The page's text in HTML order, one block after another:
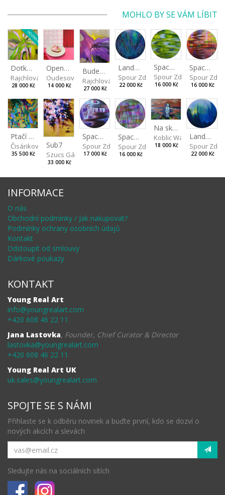
MOHLO BY SE VÁM LÍBIT
NOVINKA
Dotkneš-li se na správném místě
Rajchlová Alžběta
28 000 Kč
Open-faced sandwich
Oudesová Barbora
14 000 Kč
Budeš-li se dívat dosti pozorně
Rajchlová Alžběta
27 000 Kč
Landscape III
Spour Zdeněk
22 000 Kč
Spaces I
Spour Zdeněk
16 000 Kč
Spaces II
Spour
16 000 Kč
Ptačí perspektiva
Čisáriková Táňa
35 500 Kč
Sub7
Szucs Gábor
33 000 Kč
Spaces IV
Spour Zdeněk
17 000 Kč
Spaces III
Spour Zdeněk
16 000 Kč
Na skalách
Koblic Walterová
18 000 Kč
Landscape II
Spour
22 000 Kč
INFORMACE
O nás
Obchodní podmínky / Jak nakupovat?
Podmínky ochrany osobních údajů
Kontakt
Odstoupit od smlouvy
Dárkové poukazy
KONTAKT
Young Real Art
info@youngrealart.com
+420 608 46 22 11
Jana Lastovka, Founder, Chief Curator & Director
lastovka@youngrealart.com
+420 608 46 22 11
Young Real Art UK
uk.sales@youngrealart.com
SPOJTE SE S NÁMI
Přihlaste se k odběru novinek a buďte první, kdo se dozví o
nových akcích a slevách
Sledujte nás na sociálních sítích